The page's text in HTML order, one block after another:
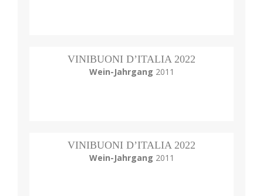
VINIBUONI D’ITALIA 2022
Wein-Jahrgang 2011
VINIBUONI D’ITALIA 2022
Wein-Jahrgang 2011